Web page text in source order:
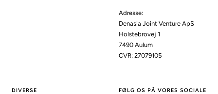
Adresse:
Denasia Joint Venture ApS
Holstebrovej 1
7490 Aulum
CVR: 27079105
DIVERSE
FØLG OS PÅ VORES SOCIALE